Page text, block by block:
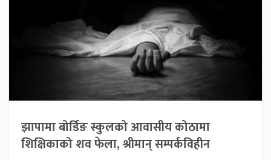
झापामा बोर्डिङ स्कुलको आवासीय कोठामा
शिक्षिकाको शव फेला, श्रीमान् सम्पर्कविहीन